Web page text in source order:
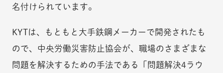
名付けられています。
KYTは、もともと大手鉄鋼メーカーで開発されたも
ので、中央労働災害防止協会が、職場のさまざまな
問題を解決するための手法である「問題解決4ラウ